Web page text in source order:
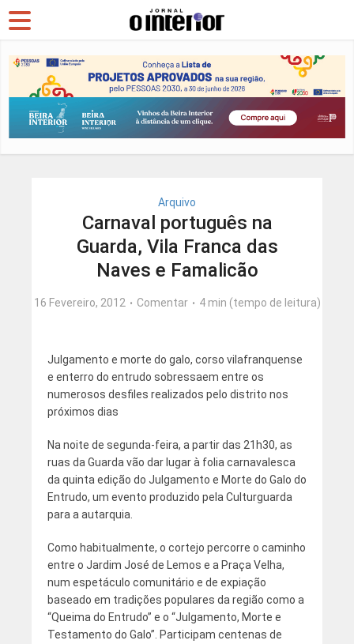
Arquivo
Carnaval português na
Guarda, Vila Franca das
Naves e Famalicão
16 Fevereiro, 2012 Comentar 4 min (tempo de leitura)
Julgamento e morte do galo, corso vilafranquense
e enterro do entrudo sobressaem entre os
numerosos desfiles realizados pelo distrito nos
próximos dias
Na noite de segunda-feira, a partir das 21h30, as
ruas da Guarda vão dar lugar à folia carnavalesca
da quinta edição do Julgamento e Morte do Galo do
Entrudo, um evento produzido pela Culturguarda
para a autarquia.
Como habitualmente, o cortejo percorre o caminho
entre o Jardim José de Lemos e a Praça Velha,
num espetáculo comunitário e de expiação
baseado em tradições populares da região como a
“Queima do Entrudo” e o “Julgamento, Morte e
Testamento do Galo”. Participam centenas de